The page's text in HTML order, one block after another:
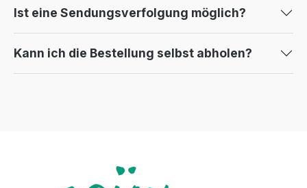
Ist eine Sendungsverfolgung möglich?
Kann ich die Bestellung selbst abholen?